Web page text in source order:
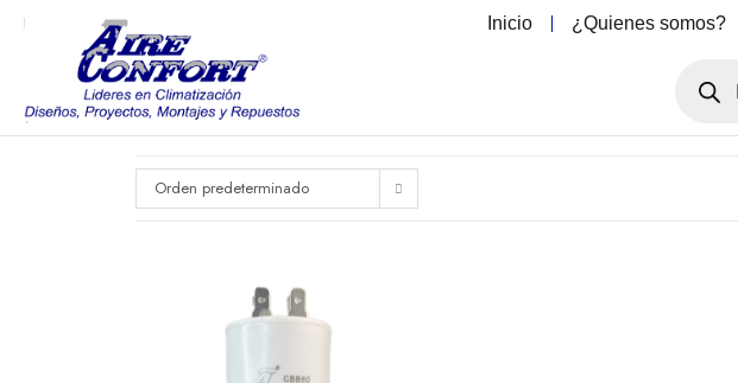
Inicio ¿Quienes somos?
Orden predeterminado